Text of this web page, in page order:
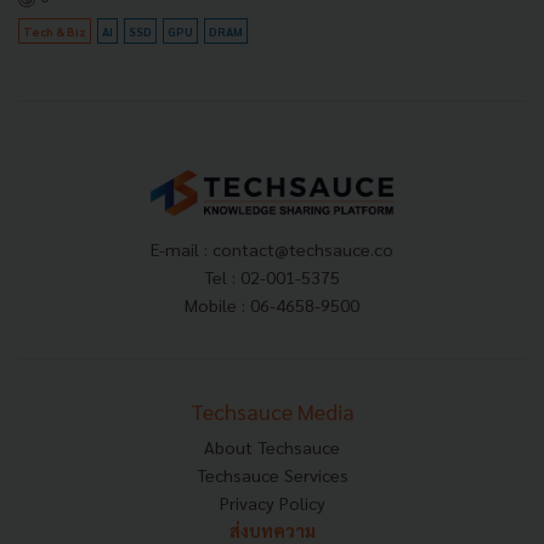
Tech & Biz AI SSD GPU DRAM
E-mail : contact@techsauce.co
Tel : 02-001-5375
Mobile : 06-4658-9500
Techsauce Media
About Techsauce
Techsauce Services
Privacy Policy
ส่งบทความ